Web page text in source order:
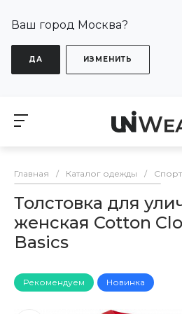
Ваш город Москва?
ДА ИЗМЕНИТЬ
Главная / Каталог одежды /
Толстовка для
женская Cotton
Basics
Рекомендуем Новинка